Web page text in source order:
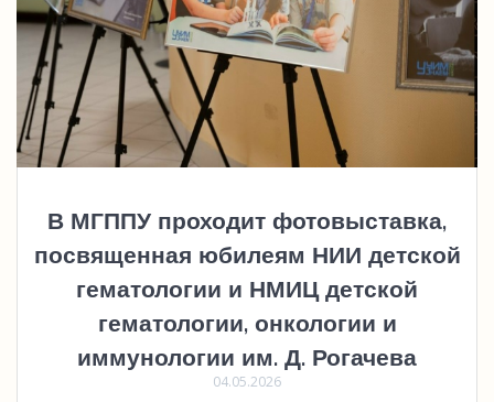
В МГППУ проходит фотовыставка,
посвященная юбилеям НИИ детской
гематологии и НМИЦ детской
гематологии, онкологии и
иммунологии им. Д. Рогачева
04.05.2026